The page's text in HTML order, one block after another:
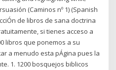
(Caminos nº 1) (Spanish
de libros de sana doctrina
si tienes acceso a
libros que ponemos a su
a menudo esta pÁgina pues la
1. 1200 bosquejos biblicos